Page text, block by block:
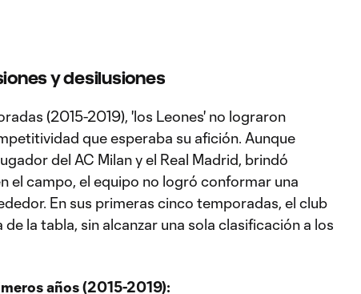
y desilusiones
(2015-2019), 'los Leones' no lograron
que esperaba su afición. Aunque
del AC Milan y el Real Madrid, brindó
el campo, el equipo no logró conformar una
En sus primeras cinco temporadas, el club
la tabla, sin alcanzar una sola clasificación a los
años (2015-2019):